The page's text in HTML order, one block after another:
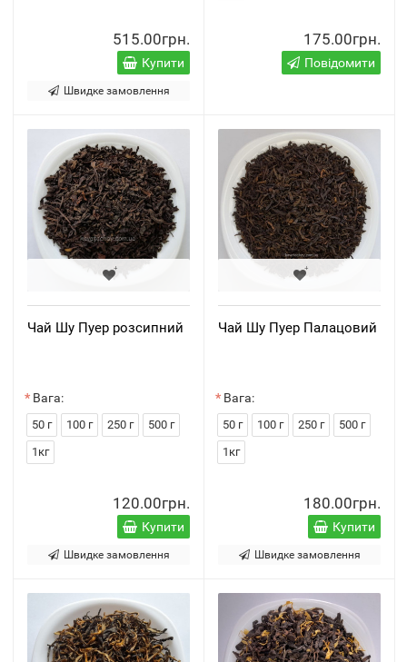
515.00грн.
Купити
Швидке замовлення
175.00грн.
Повідомити
Чай Шу Пуер розсипний
Вага:
50 г 100 г 250 г
500 г
1кг
120.00грн.
Купити
Швидке замовлення
Чай Шу Пуер Палацовий
Вага:
50 г 100 г 250 г
500 г
1кг
180.00грн.
Купити
Швидке замовлення